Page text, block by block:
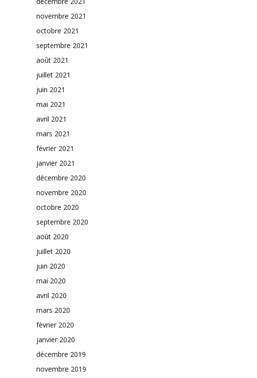
novembre 2021
octobre 2021
septembre 2021
août 2021
juillet 2021
juin 2021
mai 2021
avril 2021
mars 2021
février 2021
janvier 2021
décembre 2020
novembre 2020
octobre 2020
septembre 2020
août 2020
juillet 2020
juin 2020
mai 2020
avril 2020
mars 2020
février 2020
janvier 2020
décembre 2019
novembre 2019